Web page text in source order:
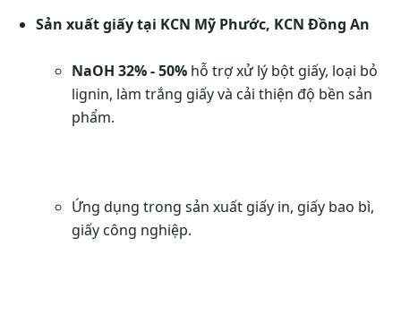
Sản xuất giấy tại KCN Mỹ Phước, KCN Đồng An
NaOH 32% - 50% hỗ trợ xử lý bột giấy, loại bỏ
lignin, làm trắng giấy và cải thiện độ bền sản
phẩm.
Ứng dụng trong sản xuất giấy in, giấy bao bì,
giấy công nghiệp.